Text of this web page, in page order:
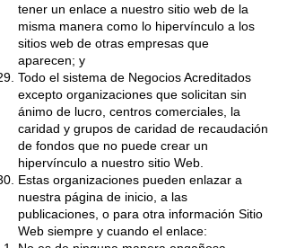
tener un enlace a nuestro sitio web de la
misma manera como lo hipervínculo a los
sitios web de otras empresas que
aparecen; y
Todo el sistema de Negocios Acreditados
excepto organizaciones que solicitan sin
ánimo de lucro, centros comerciales, la
caridad y grupos de caridad de recaudación
de fondos que no puede crear un
hipervínculo a nuestro sitio Web.
Estas organizaciones pueden enlazar a
nuestra página de inicio, a las
publicaciones, o para otra información Sitio
Web siempre y cuando el enlace: